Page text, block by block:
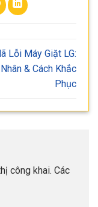
Lỗi Máy Giặt LG:
& Cách Khắc
Phục
công khai. Các